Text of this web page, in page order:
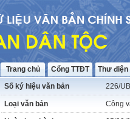
Trang chủ Cổng TTĐT Thư
Số ký hiệu văn bản 226/
Loại văn bản Công